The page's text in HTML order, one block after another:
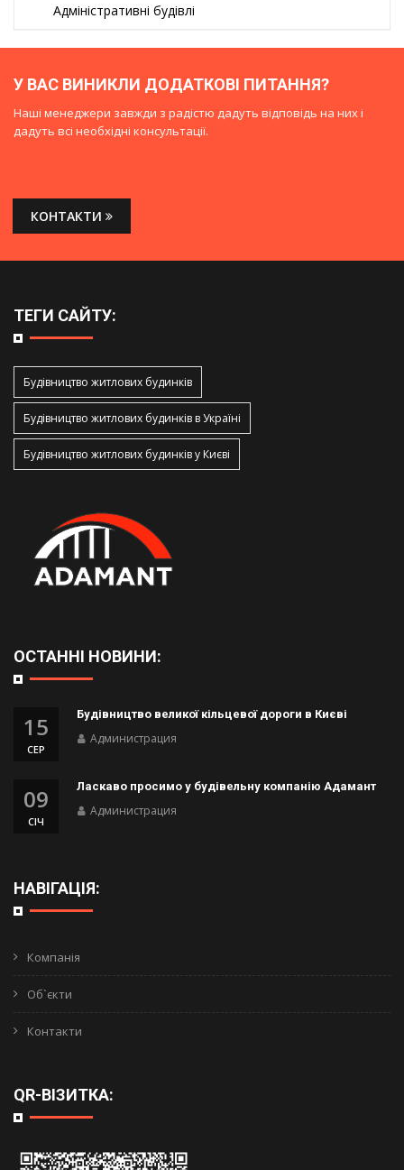
Адміністративні будівлі
У ВАС ВИНИКЛИ ДОДАТКОВІ ПИТАННЯ?
Наші менеджери завжди з радістю дадуть відповідь на них і
дадуть всі необхідні консультації.
КОНТАКТИ
ТЕГИ САЙТУ:
Будівництво житлових будинків
Будівництво житлових будинків в Україні
Будівництво житлових будинків у Києві
ОСТАННІ НОВИНИ:
15
СЕР
Будівництво великої кільцевої дороги в Києві
Администрация
09
СІЧ
Ласкаво просимо у будівельну компанію Адамант
Администрация
НАВІГАЦІЯ:
Компанія
Об`єкти
Контакти
QR-ВІЗИТКА: